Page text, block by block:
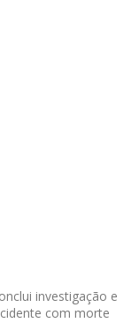
investigação e
com morte